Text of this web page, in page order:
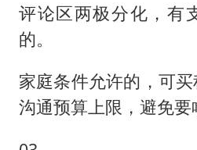
评论区两极分化，有
的。
家庭条件允许的，可
沟通预算上限，避免要